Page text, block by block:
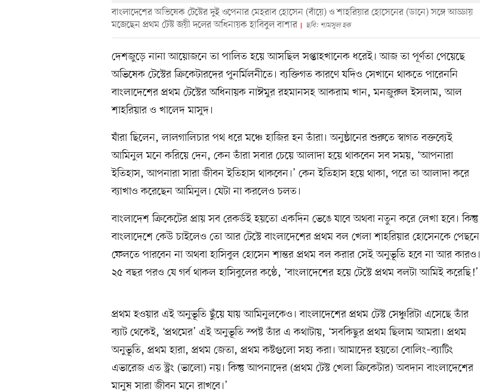
বাংলাদেশের অভিষেক টেস্টের দুই ওপেনার মেহরাব হোসেন (বাঁয়ে) ও শাহরিয়ার হোসেনের (ডানে) সঙ্গে আড্ডায়
মজেছেন প্রথম টেস্ট জয়ী দলের অধিনায়ক হাবিবুল বাশার
ছবি: শামসুল হক
দেশজুড়ে নানা আয়োজনে তা পালিত হয়ে আসছিল সপ্তাহখানেক ধরেই। আজ তা পূর্ণতা পেয়েছে
অভিষেক টেস্টের ক্রিকেটারদের পুনর্মিলনীতে। ব্যক্তিগত কারণে যদিও সেখানে থাকতে পারেননি
বাংলাদেশের প্রথম টেস্টের অধিনায়ক নাঈমুর রহমানসহ আকরাম খান, মনজুরুল ইসলাম, আল
শাহরিয়ার ও খালেদ মাসুদ।
যাঁরা ছিলেন, লালগালিচার পথ ধরে মঞ্চে হাজির হন তাঁরা। অনুষ্ঠানের শুরুতে স্বাগত বক্তব্যেই
আমিনুল মনে করিয়ে দেন, কেন তাঁরা সবার চেয়ে আলাদা হয়ে থাকবেন সব সময়, ‘আপনারা
ইতিহাস, আপনারা সারা জীবন ইতিহাস থাকবেন।’ কেন ইতিহাস হয়ে থাকা, পরে তা আলাদা করে
ব্যাখাও করেছেন আমিনুল। যেটা না করলেও চলত।
বাংলাদেশ ক্রিকেটের প্রায় সব রেকর্ডই হয়তো একদিন ভেঙে যাবে অথবা নতুন করে লেখা হবে। কিন্তু
বাংলাদেশে কেউ চাইলেও তো আর টেস্টে বাংলাদেশের প্রথম বল খেলা শাহরিয়ার হোসেনকে পেছনে
ফেলতে পারবেন না অথবা হাসিবুল হোসেন শান্তর প্রথম বল করার সেই অনুভূতি হবে না আর কারও।
২৫ বছর পরও যে গর্ব থাকল হাসিবুলের কণ্ঠে, ‘বাংলাদেশের হয়ে টেস্টে প্রথম বলটা আমিই করেছি!’
প্রথম হওয়ার এই অনুভূতি ছুঁয়ে যায় আমিনুলকেও। বাংলাদেশের প্রথম টেস্ট সেঞ্চুরিটা এসেছে তাঁর
ব্যাট থেকেই, ‘প্রথমের’ এই অনুভূতি স্পষ্ট তাঁর এ কথাটায়, ‘সবকিছুর প্রথম ছিলাম আমরা। প্রথম
অনুভূতি, প্রথম হারা, প্রথম জেতা, প্রথম কষ্টগুলো সহ্য করা। আমাদের হয়তো বোলিং–ব্যাটিং
এভারেজ এত স্ট্রং (ভালো) নয়। কিন্তু আপনাদের (প্রথম টেস্ট খেলা ক্রিকেটার) অবদান বাংলাদেশের
মানুষ সারা জীবন মনে রাখবে।’